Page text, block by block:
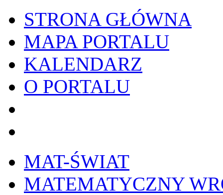
STRONA GŁÓWNA
MAPA PORTALU
KALENDARZ
O PORTALU
MAT-ŚWIAT
MATEMATYCZNY